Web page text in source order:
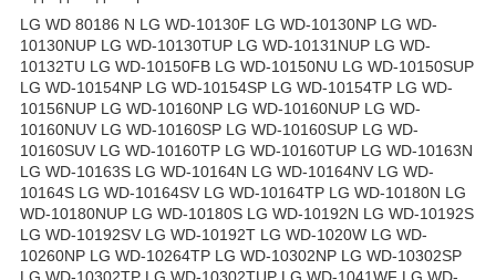
LG WD 80186 N LG WD-10130F LG WD-10130NP LG WD-
10130NUP LG WD-10130TUP LG WD-10131NUP LG WD-
10132TU LG WD-10150FB LG WD-10150NU LG WD-10150SUP
LG WD-10154NP LG WD-10154SP LG WD-10154TP LG WD-
10156NUP LG WD-10160NP LG WD-10160NUP LG WD-
10160NUV LG WD-10160SP LG WD-10160SUP LG WD-
10160SUV LG WD-10160TP LG WD-10160TUP LG WD-10163N
LG WD-10163S LG WD-10164N LG WD-10164NV LG WD-
10164S LG WD-10164SV LG WD-10164TP LG WD-10180N LG
WD-10180NUP LG WD-10180S LG WD-10192N LG WD-10192S
LG WD-10192SV LG WD-10192T LG WD-1020W LG WD-
10260NP LG WD-10264TP LG WD-10302NP LG WD-10302SP